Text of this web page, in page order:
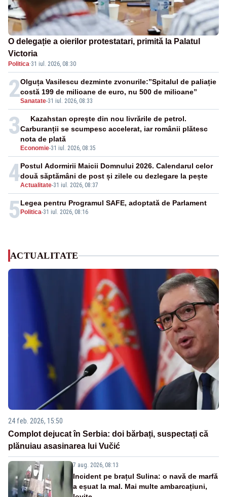
O delegație a oierilor protestatari, primită la Palatul
Victoria
Politica·31 iul. 2026, 08:30
2Sanatate-31 iul. 2026, 08:33
Olguța Vasilescu dezminte zvonurile:”Spitalul de paliație
costă 199 de milioane de euro, nu 500 de milioane”
3
Economie-31 iul. 2026, 08:35
Kazahstan oprește din nou livrările de petrol.
Carburanții se scumpesc accelerat, iar românii plătesc
nota de plată
4Actualitate-31 iul. 2026, 08:37
Postul Adormirii Maicii Domnului 2026. Calendarul celor
două săptămâni de post și zilele cu dezlegare la pește
5 Politica-31 iul. 2026, 08:16
Legea pentru Programul SAFE, adoptată de Parlament
ACTUALITATE
24 feb. 2026, 15:50
Complot dejucat în Serbia: doi bărbați, suspectați că
plănuiau asasinarea lui Vučić
7 aug. 2026, 08:13
Incident pe brațul Sulina: o navă de marfă
a eșuat la mal. Mai multe ambarcațiuni,